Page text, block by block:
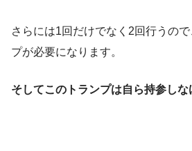
さらには1回だけでなく2回行うの
プが必要になります。
そしてこのトランプは自ら持参しな